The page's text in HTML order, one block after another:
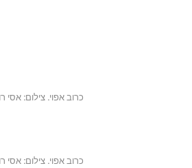
כרוב אפוי. צילום: אסי
כרוב אפוי. צילום: אסי